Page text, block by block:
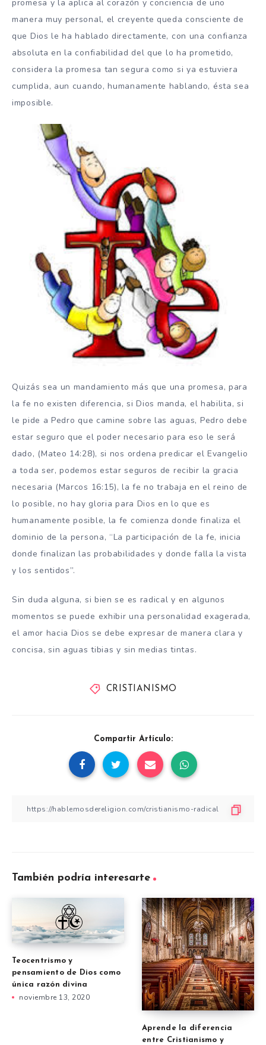
promesa y la aplica al corazón y conciencia de uno
manera muy personal, el creyente queda consciente de
que Dios le ha hablado directamente, con una confianza
absoluta en la confiabilidad del que lo ha prometido,
considera la promesa tan segura como si ya estuviera
cumplida, aun cuando, humanamente hablando, ésta sea
imposible.
Quizás sea un mandamiento más que una promesa, para
la fe no existen diferencia, si Dios manda, el habilita, si
le pide a Pedro que camine sobre las aguas, Pedro debe
estar seguro que el poder necesario para eso le será
dado, (Mateo 14:28), si nos ordena predicar el Evangelio
a toda ser, podemos estar seguros de recibir la gracia
necesaria (Marcos 16:15), la fe no trabaja en el reino de
lo posible, no hay gloria para Dios en lo que es
humanamente posible, la fe comienza donde finaliza el
dominio de la persona, “La participación de la fe, inicia
donde finalizan las probabilidades y donde falla la vista
y los sentidos”.
Sin duda alguna, si bien se es radical y en algunos
momentos se puede exhibir una personalidad exagerada,
el amor hacia Dios se debe expresar de manera clara y
concisa, sin aguas tibias y sin medias tintas.
CRISTIANISMO
Compartir Artículo:
También podría interesarte
Teocentrismo y
pensamiento de Dios como
única razón divina
noviembre 13, 2020
Aprende la diferencia
entre Cristianismo y